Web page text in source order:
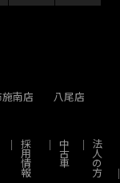
施南店
八尾店
採
用
情
報
中
古
車
法
人
の
方